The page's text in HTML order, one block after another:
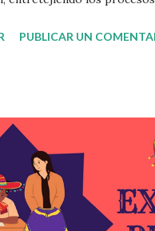
a un documento
el colectivo docente tome
la gestión del tiempo
de la escuela y las acciones
apropiarse y
y fuera de este
PUBLICAR UN